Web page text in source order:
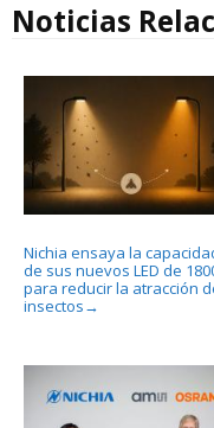
Noticias
Nichia ensaya la
de sus nuevos LED de
para reducir la atracción
insectos →